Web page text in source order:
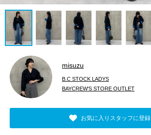
misuzu
B.C STOCK LADYS
BAYCREW'S STORE OUTLET
お気に入りスタッフに登録